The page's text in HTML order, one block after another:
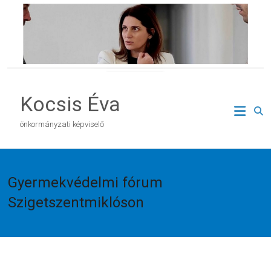
Kocsis Éva
önkormányzati képviselő
Gyermekvédelmi fórum
Szigetszentmiklóson